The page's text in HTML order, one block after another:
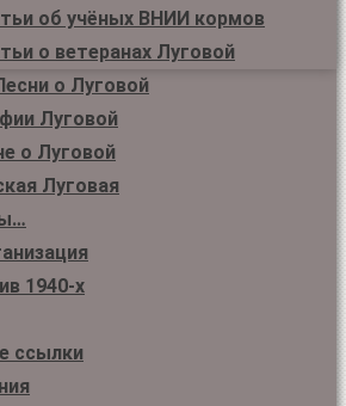
об учёных ВНИИ кормов
о ветеранах Луговой
о Луговой
Луговой
о Луговой
Луговая
1940-х
ссылки